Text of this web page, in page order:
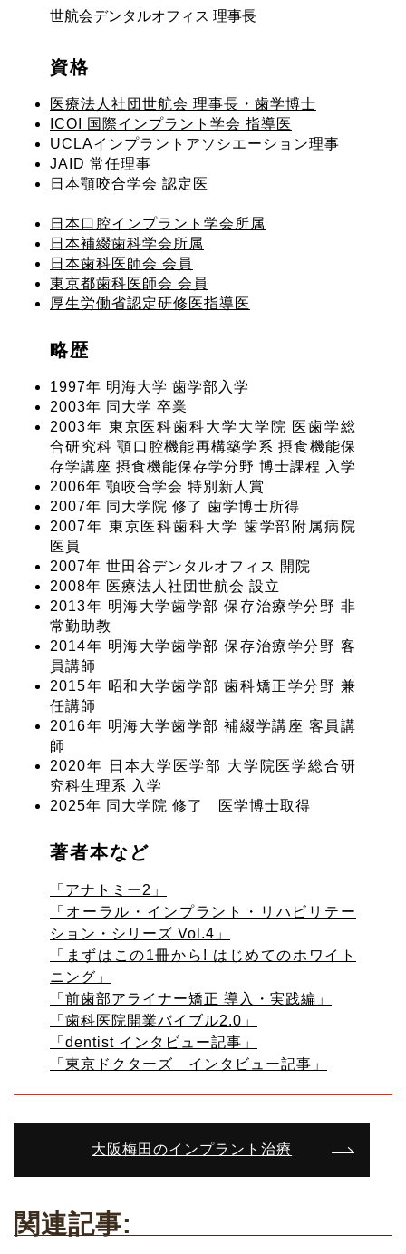
世航会デンタルオフィス 理事長
資格
医療法人社団世航会 理事長・歯学博士
ICOI 国際インプラント学会 指導医
UCLAインプラントアソシエーション理事
JAID 常任理事
日本顎咬合学会 認定医
日本口腔インプラント学会所属
日本補綴歯科学会所属
日本歯科医師会 会員
東京都歯科医師会 会員
厚生労働省認定研修医指導医
略歴
1997年 明海大学 歯学部入学
2003年 同大学 卒業
2003年 東京医科歯科大学大学院 医歯学総
合研究科 顎口腔機能再構築学系 摂食機能保
存学講座 摂食機能保存学分野 博士課程 入学
2006年 顎咬合学会 特別新人賞
2007年 同大学院 修了 歯学博士所得
2007年 東京医科歯科大学 歯学部附属病院
医員
2007年 世田谷デンタルオフィス 開院
2008年 医療法人社団世航会 設立
2013年 明海大学歯学部 保存治療学分野 非
常勤助教
2014年 明海大学歯学部 保存治療学分野 客
員講師
2015年 昭和大学歯学部 歯科矯正学分野 兼
任講師
2016年 明海大学歯学部 補綴学講座 客員講
師
2020年 日本大学医学部 大学院医学総合研
究科生理系 入学
2025年 同大学院 修了 医学博士取得
著者本など
「アナトミー2」
「オーラル・インプラント・リハビリテー
ション・シリーズ Vol.4」
「まずはこの1冊から! はじめてのホワイト
ニング」
「前歯部アライナー矯正 導入・実践編」
「歯科医院開業バイブル2.0」
「dentist インタビュー記事」
「東京ドクターズ インタビュー記事」
大阪梅田のインプラント治療
関連記事: